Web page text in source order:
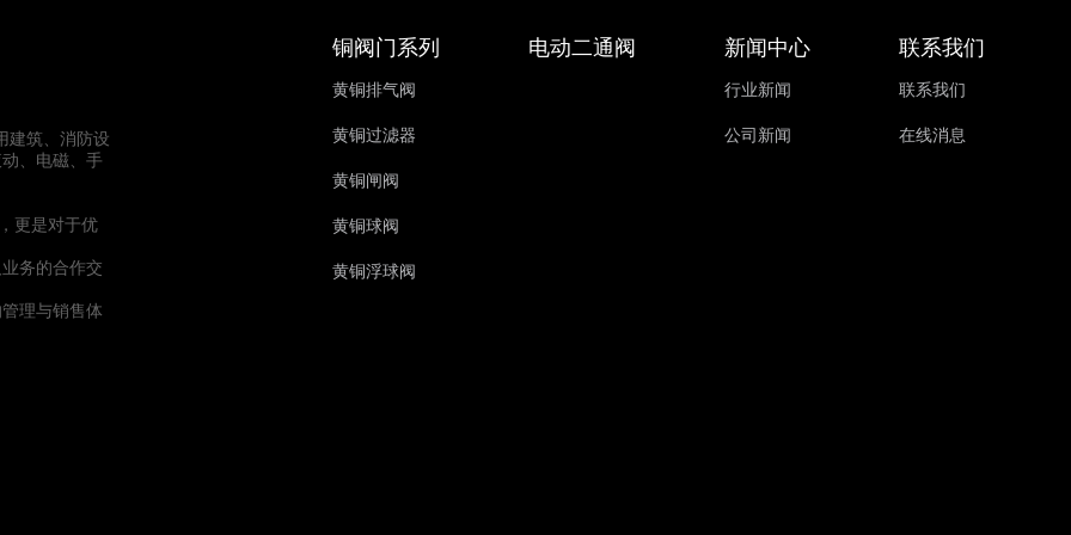
建筑、消防设
、电磁、手
更是对于优
务的合作交
理与销售体
铜阀门系列
黄铜排气阀
黄铜过滤器
黄铜闸阀
黄铜球阀
黄铜浮球阀
电动二通阀 新闻中心
行业新闻
公司新闻
联系我们
联系我们
在线消息